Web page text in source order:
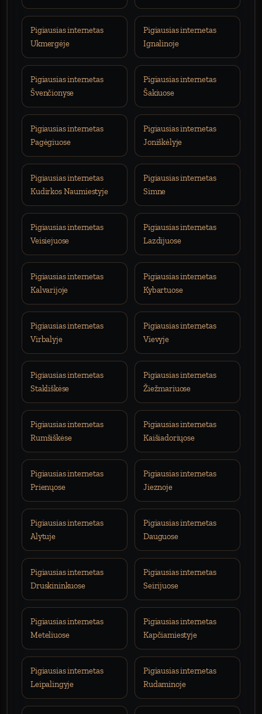
Pigiausias internetas
Ukmergėje
Pigiausias internetas
Ignalinoje
Pigiausias internetas
Švenčionyse
Pigiausias internetas
Šakiuose
Pigiausias internetas
Pagėgiuose
Pigiausias internetas
Joniškėlyje
Pigiausias internetas
Kudirkos Naumiestyje
Pigiausias internetas
Simne
Pigiausias internetas
Veisiejuose
Pigiausias internetas
Lazdijuose
Pigiausias internetas
Kalvarijoje
Pigiausias internetas
Kybartuose
Pigiausias internetas
Virbalyje
Pigiausias internetas
Vievyje
Pigiausias internetas
Stakliškėse
Pigiausias internetas
Žiežmariuose
Pigiausias internetas
Rumšiškėse
Pigiausias internetas
Kaišiadoriųose
Pigiausias internetas
Prienųose
Pigiausias internetas
Jieznoje
Pigiausias internetas
Alytuje
Pigiausias internetas
Dauguose
Pigiausias internetas
Druskininkuose
Pigiausias internetas
Seirijuose
Pigiausias internetas
Meteliuose
Pigiausias internetas
Kapčiamiestyje
Pigiausias internetas
Leipalingyje
Pigiausias internetas
Rudaminoje